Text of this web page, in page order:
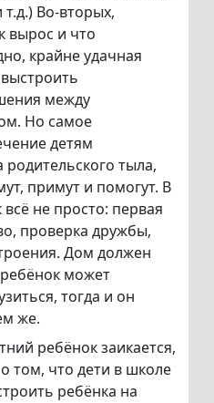
Во-вторых,
вырос и что
крайне удачная
между
Но самое
детям
родительского тыла,
примут и помогут. В
не просто: первая
проверка дружбы,
Дом должен
может
тогда и он
же.
ребёнок заикается,
том, что дети в школе
ребёнка на